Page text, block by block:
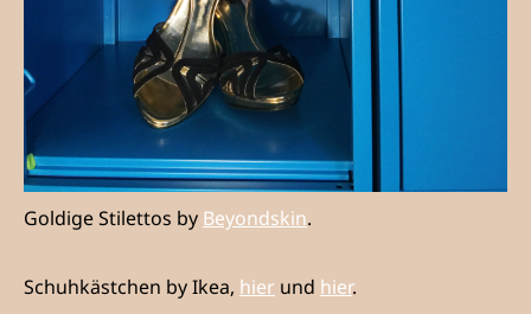
Goldige Stilettos by Beyondskin.
Schuhkästchen by Ikea, hier und hier.